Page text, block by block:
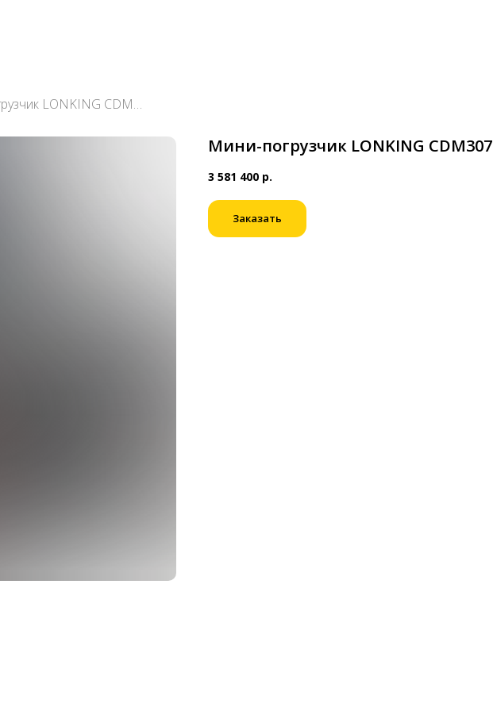
Мини-погрузчик LONKING CDM307
Мини-погрузчик LONKING CDM307
3 581 400 р.
Заказать